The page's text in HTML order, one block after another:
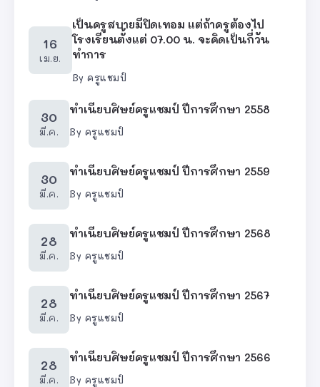
16
เม.ย.
เป็นครูสบายมีปิดเทอม แต่ถ้าครูต้องไป
โรงเรียนตั้งแต่ 07.00 น. จะคิดเป็นกี่วัน
ทำการ
By ครูแชมป์
30
มี.ค.
ทำเนียบศิษย์ครูแชมป์ ปีการศึกษา 2558
By ครูแชมป์
30
มี.ค.
ทำเนียบศิษย์ครูแชมป์ ปีการศึกษา 2559
By ครูแชมป์
28
มี.ค.
ทำเนียบศิษย์ครูแชมป์ ปีการศึกษา 2568
By ครูแชมป์
28
มี.ค.
ทำเนียบศิษย์ครูแชมป์ ปีการศึกษา 2567
By ครูแชมป์
28
มี.ค.
ทำเนียบศิษย์ครูแชมป์ ปีการศึกษา 2566
By ครูแชมป์